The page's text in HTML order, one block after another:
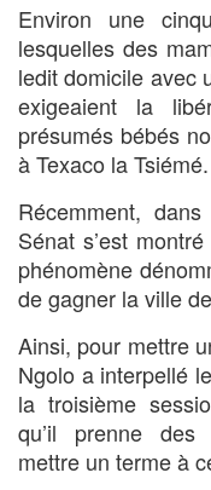
Environ une
lesquelles des
ledit domicile avec
exigeaient la
présumés bébés
à Texaco la Tsiémé.
Récemment,
Sénat s’est
phénomène
de gagner la ville
Ainsi, pour mettre
Ngolo a interpellé
la troisième
qu’il prenne des
mettre un terme à